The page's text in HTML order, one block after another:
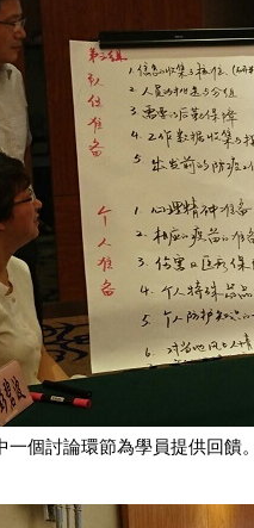
一個討論環節為學員提供回饋。